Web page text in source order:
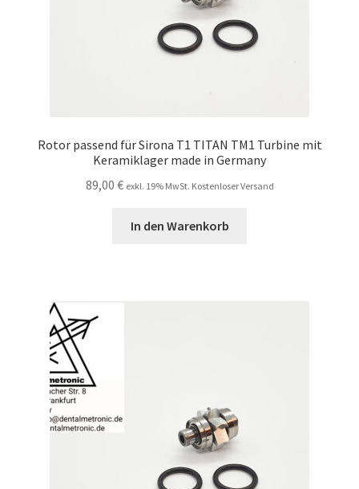
Rotor passend für Sirona T1 TITAN TM1 Turbine mit
Keramiklager made in Germany
89,00 € exkl. 19% MwSt. Kostenloser Versand
In den Warenkorb